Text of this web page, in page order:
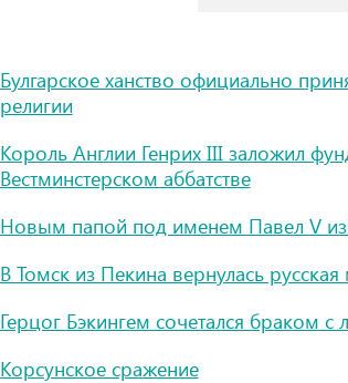
Булгарское ханство официально
религии
Король Англии Генрих III заложил
Вестминстерском аббатстве
Новым папой под именем Павел V
В Томск из Пекина вернулась русская
Герцог Бэкингем сочетался браком с
Корсунское сражение